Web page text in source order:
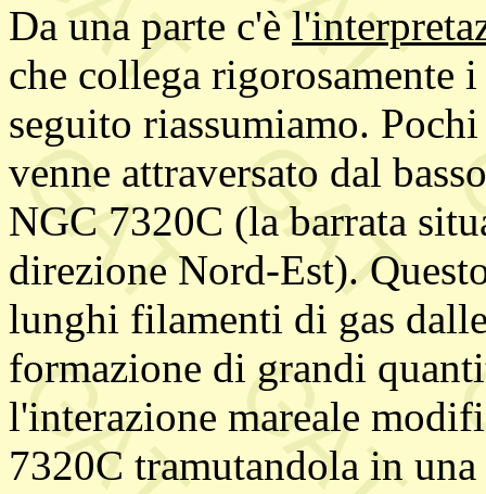
Da una parte c'è
che collega rigorosamente
seguito riassumiamo.
venne attraversato dal
NGC 7320C (la barrata
direzione Nord-Est).
lunghi filamenti di gas
formazione di grandi
l'interazione mareale
7320C tramutandola in